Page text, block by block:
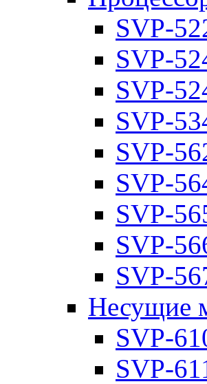
SVP-
SVP-
SVP-
SVP-
SVP-
SVP-
SVP-
SVP-
SVP-
Несущие
SVP-
SVP-